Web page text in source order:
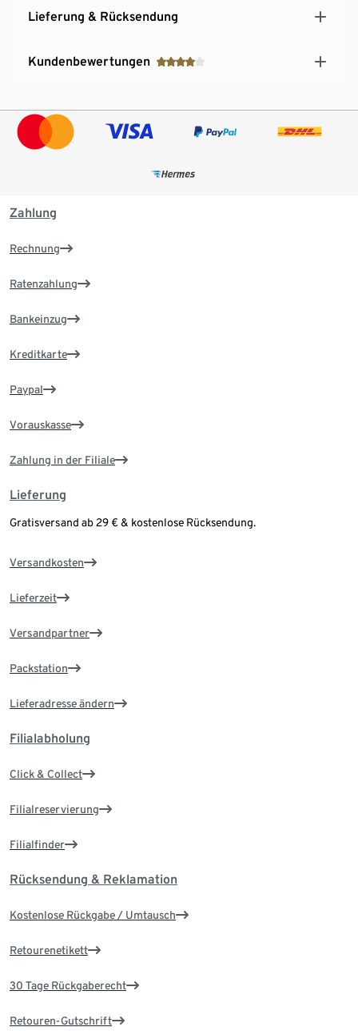
Lieferung & Rücksendung
Kundenbewertungen
Zahlung
Rechnung
Ratenzahlung
Bankeinzug
Kreditkarte
Paypal
Vorauskasse
Zahlung in der Filiale
Lieferung
Gratisversand ab 29 € & kostenlose Rücksendung.
Versandkosten
Lieferzeit
Versandpartner
Packstation
Lieferadresse ändern
Filialabholung
Click & Collect
Filialreservierung
Filialfinder
Rücksendung & Reklamation
Kostenlose Rückgabe / Umtausch
Retourenetikett
30 Tage Rückgaberecht
Retouren-Gutschrift